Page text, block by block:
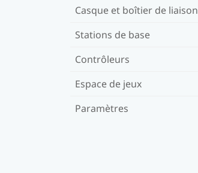
Casque et boîtier de liaison
Stations de base
Contrôleurs
Espace de jeux
Paramètres